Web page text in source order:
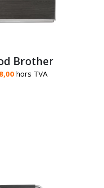
Brother
hors TVA